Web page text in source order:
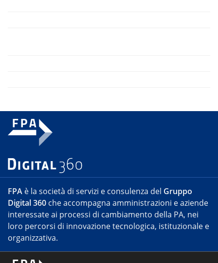
FPA è la società di servizi e consulenza del Gruppo
Digital 360 che accompagna amministrazioni e aziende
interessate ai processi di cambiamento della PA, nei
loro percorsi di innovazione tecnologica, istituzionale e
organizzativa.